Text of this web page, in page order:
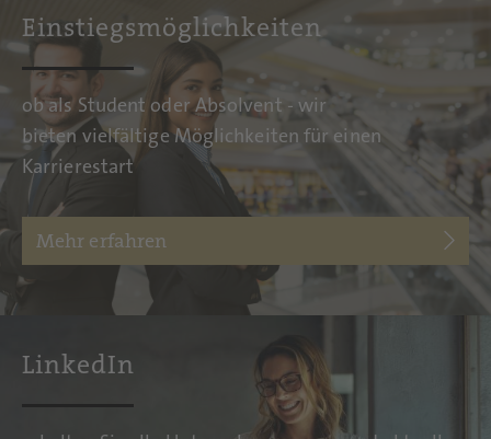
Einstiegsmöglichkeiten
ob als Student oder Absolvent - wir
bieten vielfältige Möglichkeiten für einen
Karrierestart
Mehr erfahren
LinkedIn